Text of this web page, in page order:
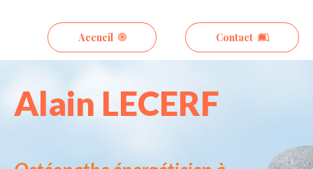
Alain Lecerf – Ostéopathe
Énergéticien
Accueil Contact
Alain LECERF